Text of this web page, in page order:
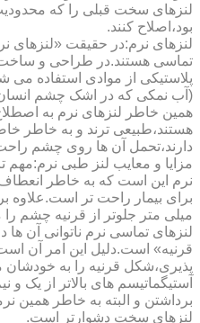
لنزهای سخت قبلی را که
بود،اصلاح کنند.
لنزهای نرم:در حقیقت «لنزهای
تماسی هستند.در طراحی و ساخت
پلاستیکی از موادی استفاده
(آب نمکی که در اشک چشم انسان
همین خاطر لنزهای نرم به
هستند،طبیعی ترند و به خاطر
دارند،تحمل آن ها روی چشم
مزایا و معایب لنز طبی
نرم این است که به خاطر انعطاف
برای بیمار راحت تر است.علاوه
میلی متر جلوتر از قرنیه چشم را
لنزهای تماسی نرم ناتوانی آن
قرنیه» است.دلیل این امر آن
پذیری،شکل قرنیه را به
آستیگماتیسم های بالاتر از یک
برداشتن و البته به خاطر همین
لنزهای سخت دشوارتر است.